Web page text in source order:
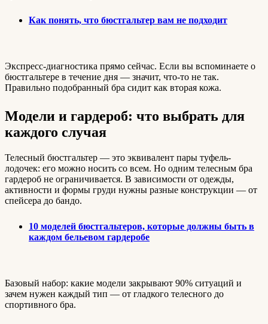
Как понять, что бюстгальтер вам не подходит
Экспресс-диагностика прямо сейчас. Если вы вспоминаете о
бюстгальтере в течение дня — значит, что-то не так.
Правильно подобранный бра сидит как вторая кожа.
Модели и гардероб: что выбрать для
каждого случая
Телесный бюстгальтер — это эквивалент пары туфель-
лодочек: его можно носить со всем. Но одним телесным бра
гардероб не ограничивается. В зависимости от одежды,
активности и формы груди нужны разные конструкции — от
спейсера до бандо.
10 моделей бюстгальтеров, которые должны быть в
каждом бельевом гардеробе
Базовый набор: какие модели закрывают 90% ситуаций и
зачем нужен каждый тип — от гладкого телесного до
спортивного бра.